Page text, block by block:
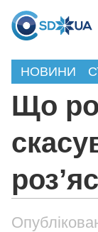
НОВИНИ
Що